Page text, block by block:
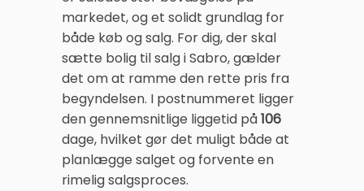
markedet, og et solidt grundlag for
både køb og salg. For dig, der skal
sætte bolig til salg i Sabro, gælder
det om at ramme den rette pris fra
begyndelsen. I postnummeret ligger
den gennemsnitlige liggetid på106
dage, hvilket gør det muligt både at
planlægge salget og forvente en
rimelig salgsproces.